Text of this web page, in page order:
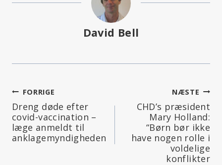
David Bell
Indlægsnavigation
FORRIGE
Dreng døde efter
covid-vaccination –
læge anmeldt til
anklagemyndigheden
NÆSTE
CHD’s præsident
Mary Holland:
“Børn bør ikke
have nogen rolle i
voldelige
konflikter